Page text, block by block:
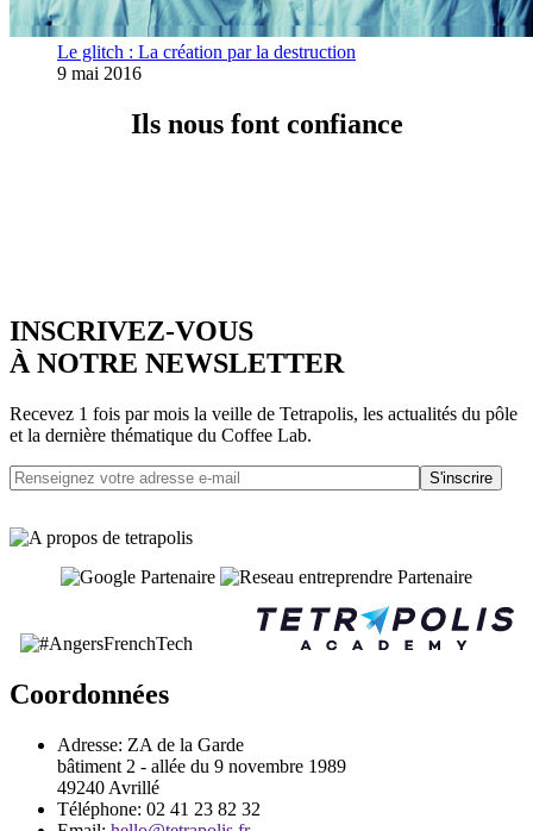
Le glitch : La création par la destruction
9 mai 2016
Ils nous font confiance
INSCRIVEZ-VOUS
À NOTRE NEWSLETTER
Recevez 1 fois par mois la veille de Tetrapolis, les actualités du pôle
et la dernière thématique du Coffee Lab.
S'inscrire
Coordonnées
Adresse: ZA de la Garde
bâtiment 2 - allée du 9 novembre 1989
49240 Avrillé
Téléphone: 02 41 23 82 32